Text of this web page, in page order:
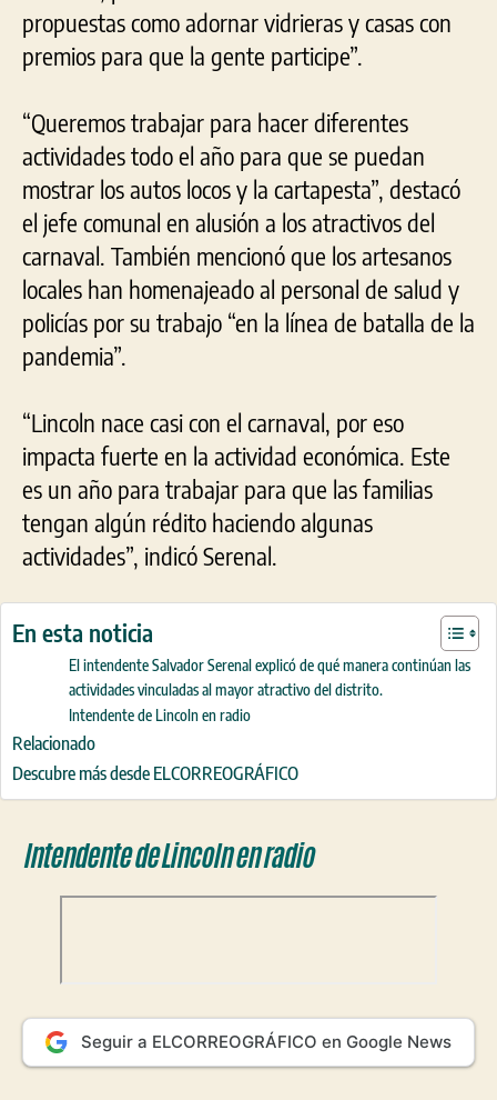
propuestas como adornar vidrieras y casas con
premios para que la gente participe”.
“Queremos trabajar para hacer diferentes
actividades todo el año para que se puedan
mostrar los autos locos y la cartapesta”, destacó
el jefe comunal en alusión a los atractivos del
carnaval. También mencionó que los artesanos
locales han homenajeado al personal de salud y
policías por su trabajo “en la línea de batalla de la
pandemia”.
“Lincoln nace casi con el carnaval, por eso
impacta fuerte en la actividad económica. Este
es un año para trabajar para que las familias
tengan algún rédito haciendo algunas
actividades”, indicó Serenal.
En esta noticia
El intendente Salvador Serenal explicó de qué manera continúan las
actividades vinculadas al mayor atractivo del distrito.
Intendente de Lincoln en radio
Relacionado
Descubre más desde ELCORREOGRÁFICO
Intendente de Lincoln en radio
Seguir a ELCORREOGRÁFICO en Google News